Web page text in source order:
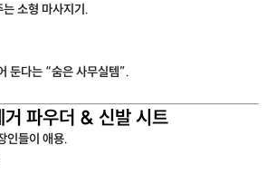
소형 마사지기.
둔다는 “숨은 사무실템”.
파우더 & 신발 시트
인들이 애용.